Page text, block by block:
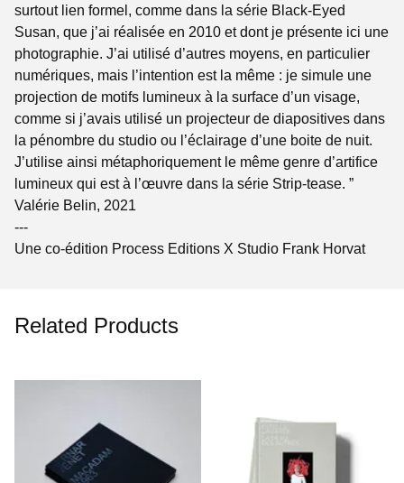
surtout lien formel, comme dans la série Black-Eyed
Susan, que j’ai réalisée en 2010 et dont je présente ici une
photographie. J’ai utilisé d’autres moyens, en particulier
numériques, mais l’intention est la même : je simule une
projection de motifs lumineux à la surface d’un visage,
comme si j’avais utilisé un projecteur de diapositives dans
la pénombre du studio ou l’éclairage d’une boite de nuit.
J’utilise ainsi métaphoriquement le même genre d’artifice
lumineux qui est à l’œuvre dans la série Strip-tease. ”
Valérie Belin, 2021
---
Une co-édition Process Editions X Studio Frank Horvat
Related Products